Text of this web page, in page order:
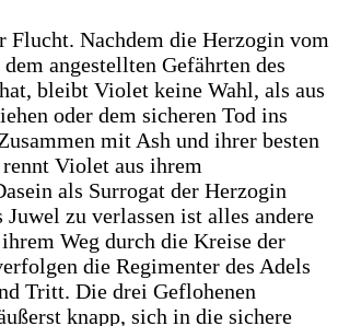
Flucht. Nachdem die Herzogin vom
angestellten Gefährten des
bleibt Violet keine Wahl, als aus
oder dem sicheren Tod ins
mit Ash und ihrer besten
Violet aus ihrem
als Surrogat der Herzogin
Juwel zu verlassen ist alles andere
Weg durch die Kreise der
die Regimenter des Adels
Tritt. Die drei Geflohenen
knapp, sich in die sichere